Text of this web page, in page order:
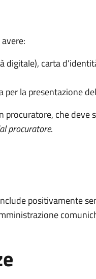
digitale), carta
la presentazione
procuratore, che deve
procuratore.
positivamente